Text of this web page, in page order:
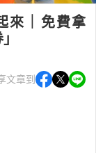
來｜免費拿
文章到